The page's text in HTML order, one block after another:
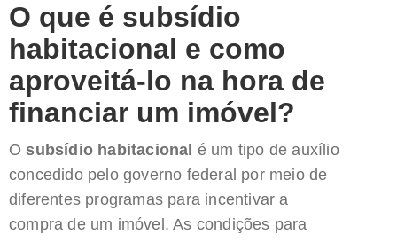
O que é subsídio
habitacional e como
aproveitá-lo na hora de
financiar um imóvel?
O subsídio habitacional é um tipo de auxílio
concedido pelo governo federal por meio de
diferentes programas para incentivar a
compra de um imóvel. As condições para